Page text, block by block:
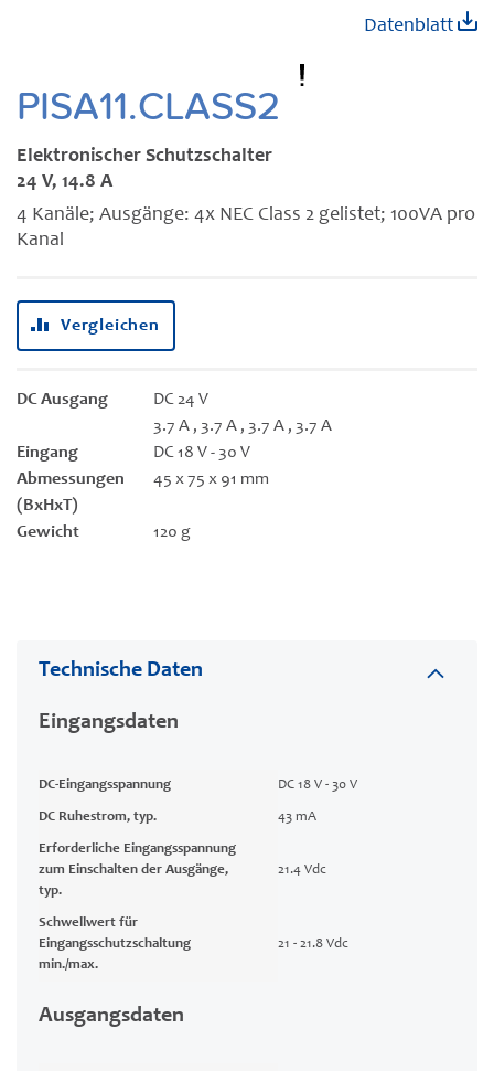
PISA11.CLASS2
Elektronischer Schutzschalter
24 V, 14.8 A
4 Kanäle; Ausgänge: 4x NEC Class 2 gelistet; 100VA pro
Kanal
Datenblatt
Vergleichen
DC Ausgang
DC 24 V
3.7 A , 3.7 A , 3.7 A , 3.7 A
Eingang
DC 18 V - 30 V
Abmessungen
(BxHxT)
45 x 75 x 91 mm
Gewicht 120 g
Bildgalerie
springen
Technische Daten
Eingangsdaten
DC-Eingangsspannung DC 18 V - 30 V
DC Ruhestrom, typ. 43 mA
Erforderliche Eingangsspannung
zum Einschalten der Ausgänge,
typ.
21.4 Vdc
Schwellwert für
Eingangsschutzschaltung
min./max.
21 - 21.8 Vdc
Ausgangsdaten